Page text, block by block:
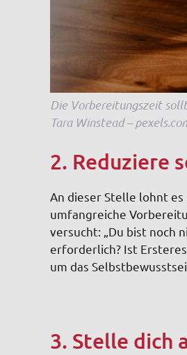
Die Vorbereitungszeit
Tara Winstead –
2. Reduziere
An dieser Stelle lohnt es
umfangreiche
versucht: „Du bist noch
erforderlich? Ist
um das
3. Stelle dich